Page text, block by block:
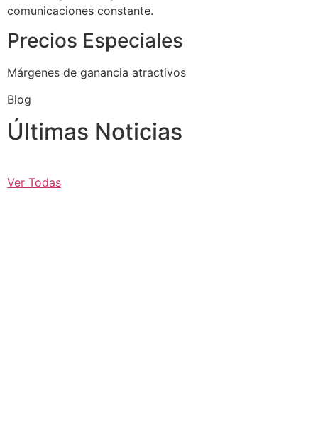
comunicaciones constante.
Precios Especiales
Márgenes de ganancia atractivos
Blog
Últimas Noticias
Ver Todas